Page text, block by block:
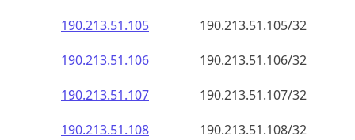
190.213.51.105
190.213.51.105/32
190.213.51.106
190.213.51.106/32
190.213.51.107
190.213.51.107/32
190.213.51.108
190.213.51.108/32